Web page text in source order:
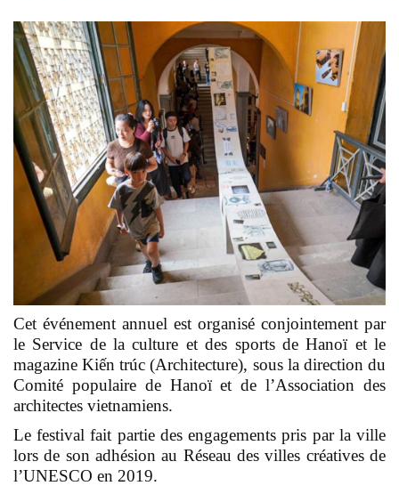
Cet événement annuel est organisé conjointement par
le Service de la culture et des sports de Hanoï et le
magazine Kiến trúc (Architecture), sous la direction du
Comité populaire de Hanoï et de l’Association des
architectes vietnamiens.
Le festival fait partie des engagements pris par la ville
lors de son adhésion au Réseau des villes créatives de
l’UNESCO en 2019.